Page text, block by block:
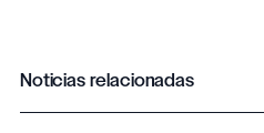
Noticias relacionadas